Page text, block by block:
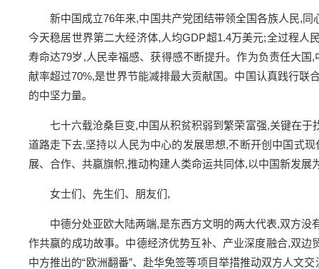
新中国成立76年来,中国共产党团结带领全国各族人民,
今天稳居世界第二大经济体,人均GDP超1.4万美元;全过程人
寿命达79岁,人民幸福感、获得感不断提升。作为负责任大
献率超过70%,是世界节能减排最大贡献国。中国认真践行联
的中坚力量。
七十六载沧桑巨变,中国从积贫积弱到繁荣富强,关键在
道路走下去,坚持以人民为中心的发展思想,不断开创中国式
展、合作、共赢旗帜,推动构建人类命运共同体,以中国新发展
女士们、先生们、朋友们,
中德分处亚欧大陆两端,是东西方文明的两大代表,双方
作共赢的成功故事。中德经济优势互补、产业深度融合,双
中方推出的“欧洲翻番”、赴华免签等项目举措推动双方人文